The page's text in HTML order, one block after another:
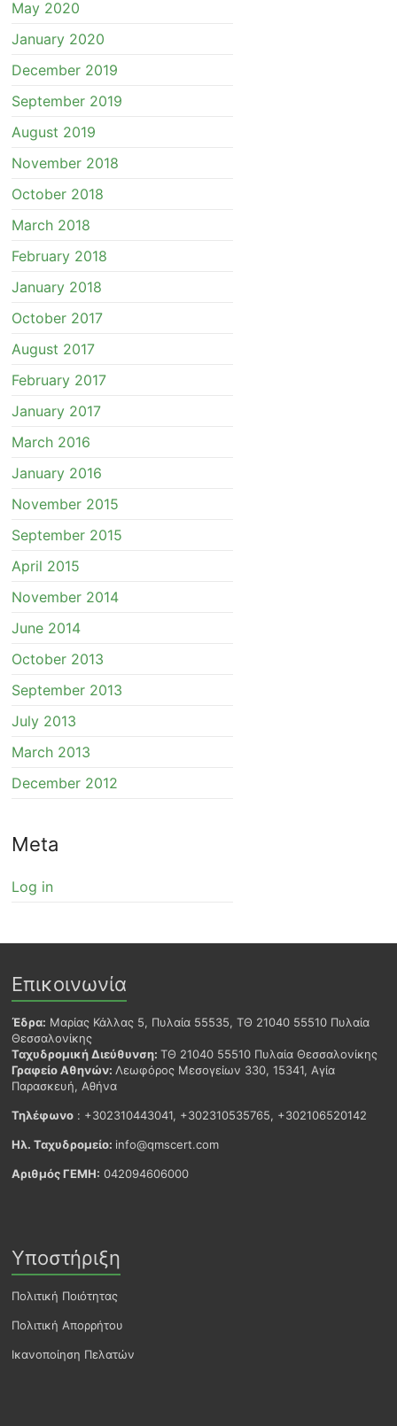
May 2020
January 2020
December 2019
September 2019
August 2019
November 2018
October 2018
March 2018
February 2018
January 2018
October 2017
August 2017
February 2017
January 2017
March 2016
January 2016
November 2015
September 2015
April 2015
November 2014
June 2014
October 2013
September 2013
July 2013
March 2013
December 2012
Meta
Log in
Επικοινωνία
Έδρα: Μαρίας Κάλλας 5, Πυλαία 55535, ΤΘ 21040 55510 Πυλαία
Θεσσαλονίκης
Ταχυδρομική Διεύθυνση:ΤΘ 21040 55510 Πυλαία Θεσσαλονίκης
Γραφείο Αθηνών: Λεωφόρος Μεσογείων 330, 15341, Αγία
Παρασκευή, Αθήνα
Τηλέφωνο : +302310443041, +302310535765, +302106520142
Ηλ. Ταχυδρομείο: info@qmscert.com
Αριθμός ΓΕΜΗ: 042094606000
Υποστήριξη
Πολιτική Ποιότητας
Πολιτική Απορρήτου
Ικανοποίηση Πελατών